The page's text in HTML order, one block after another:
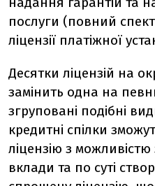
послуги (повний
ліцензії платіжної
Десятки ліцензій на
замінить одна на
згруповані подібні
кредитні спілки
ліцензію з
вклади та по суті